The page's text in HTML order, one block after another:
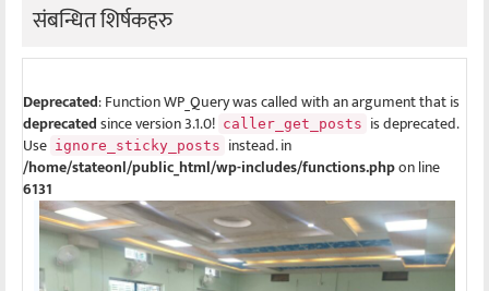
संबन्धित शिर्षकहरु
Deprecated: Function WP_Query was called with an argument that is
deprecatedsince version 3.1.0! caller_get_posts is deprecated.
Use ignore_sticky_posts instead. in
/home/stateonl/public_html/wp-includes/functions.phpon line
6131